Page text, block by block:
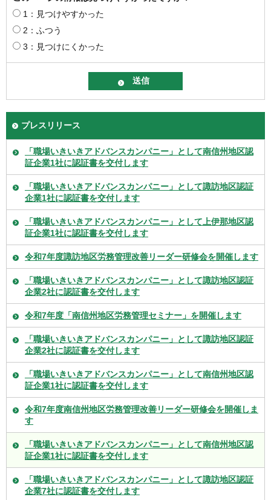
1：見つけやすかった
2：ふつう
3：見つけにくかった
プレスリリース
「職場いきいきアドバンスカンパニー」として南信州地区認
証企業1社に認証書を交付します
「職場いきいきアドバンスカンパニー」として諏訪地区認証
企業1社に認証書を交付します
「職場いきいきアドバンスカンパニー」として上伊那地区認
証企業1社に認証書を交付します
令和7年度諏訪地区労務管理改善リーダー研修会を開催します
「職場いきいきアドバンスカンパニー」として諏訪地区認証
企業2社に認証書を交付します
令和7年度「南信州地区労務管理セミナー」を開催します
「職場いきいきアドバンスカンパニー」として諏訪地区認証
企業2社に認証書を交付します
「職場いきいきアドバンスカンパニー」として南信州地区認
証企業1社に認証書を交付します
令和7年度南信州地区労務管理改善リーダー研修会を開催しま
す
「職場いきいきアドバンスカンパニー」として南信州地区認
証企業1社に認証書を交付します
「職場いきいきアドバンスカンパニー」として諏訪地区認証
企業7社に認証書を交付します